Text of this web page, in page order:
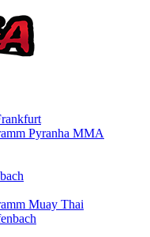
Pyranha MMA
Muay Thai